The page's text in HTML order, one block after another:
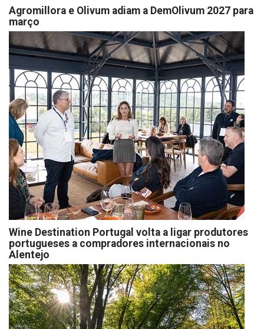
Agromillora e Olivum adiam a DemOlivum 2027 para
março
Wine Destination Portugal volta a ligar produtores
portugueses a compradores internacionais no
Alentejo